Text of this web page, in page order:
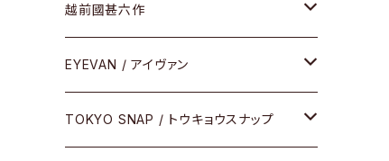
修理
その他
メガネフレーム
サングラス
その他
越前國甚六作
セルフレーム
メタルフレーム
EYEVAN / アイヴァン
メガネ
TOKYO SNAP / トウキョウスナップ